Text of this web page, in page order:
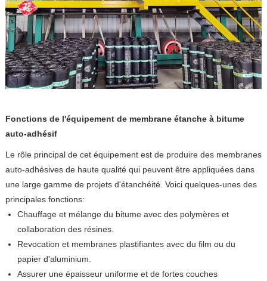
Fonctions de l'équipement de membrane étanche à bitume
auto-adhésif
Le rôle principal de cet équipement est de produire des membranes
auto-adhésives de haute qualité qui peuvent être appliquées dans
une large gamme de projets d'étanchéité. Voici quelques-unes des
principales fonctions:
Chauffage et mélange du bitume avec des polymères et
collaboration des résines.
Revocation et membranes plastifiantes avec du film ou du
papier d'aluminium.
Assurer une épaisseur uniforme et de fortes couches